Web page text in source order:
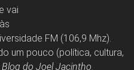
vai
FM (106,9 Mhz).
um pouco (política, cultura,
Blog do Joel Jacintho